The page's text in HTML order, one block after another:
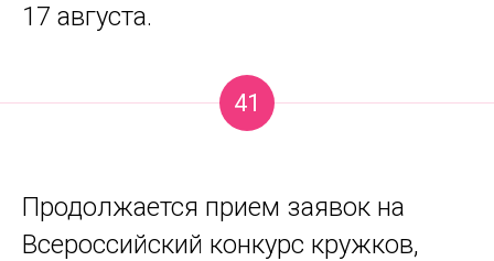
17 августа.
41
Продолжается прием заявок на
Всероссийский конкурс кружков,